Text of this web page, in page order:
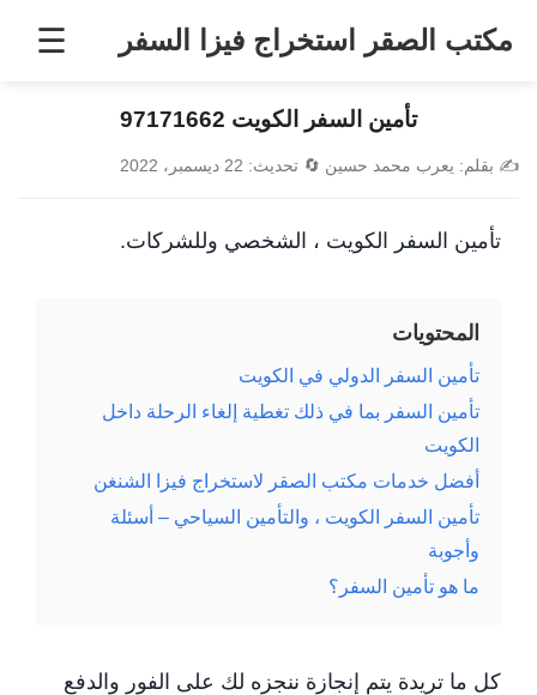
مكتب الصقر استخراج فيزا السفر ☰
تأمين السفر الكويت 97171662
✍️ بقلم: يعرب محمد حسين 🔄 تحديث: 22 ديسمبر، 2022
تأمين السفر الكويت ، الشخصي وللشركات.
المحتويات
تأمين السفر الدولي في الكويت
تأمين السفر بما في ذلك تغطية إلغاء الرحلة داخل
الكويت
أفضل خدمات مكتب الصقر لاستخراج فيزا الشنغن
تأمين السفر الكويت ، والتأمين السياحي – أسئلة
وأجوبة
ما هو تأمين السفر؟
كل ما تريدة يتم إنجازة ننجزه لك على الفور والدفع